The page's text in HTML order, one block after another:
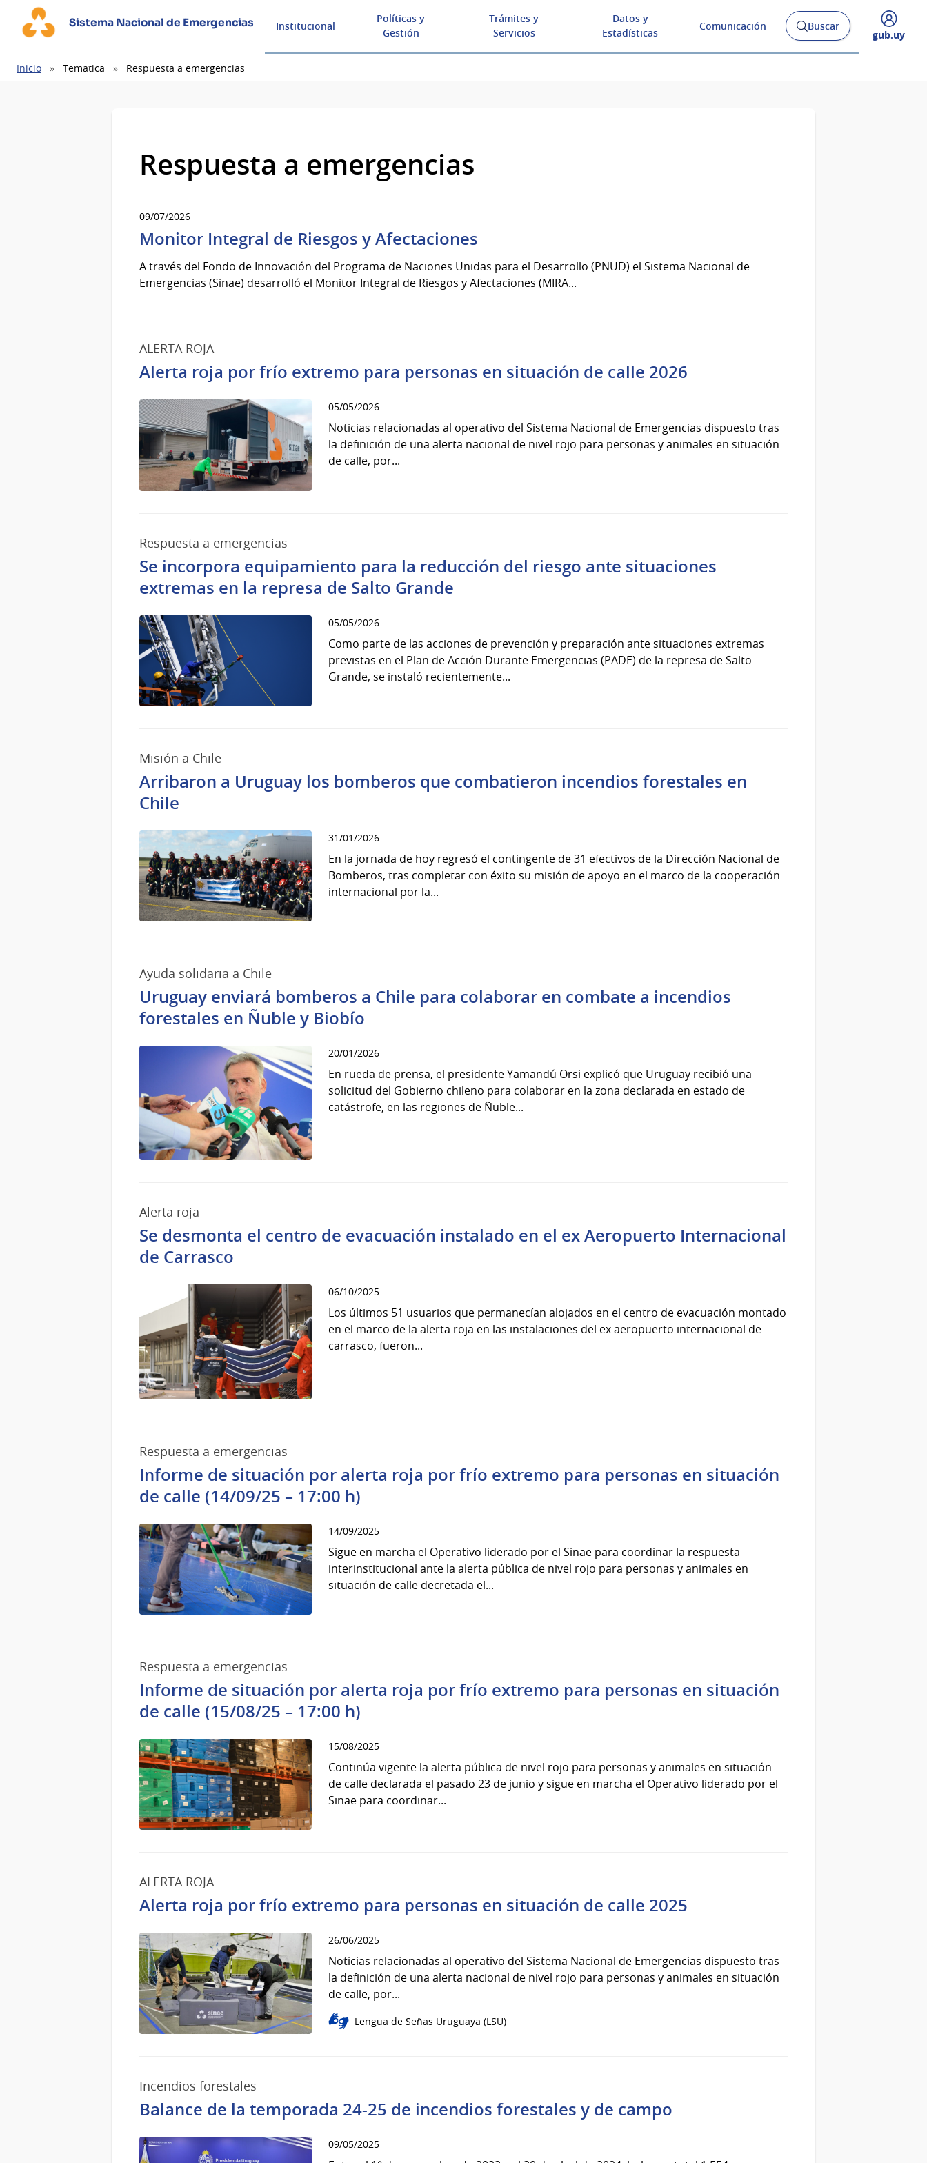
Sistema Nacional de Emergencias Institucional
Políticas y
Gestión
Trámites y
Servicios
Datos y
Estadísticas
Comunicación
AbrirBuscar
Desplegar
gub.uy
Ruta
Inicio Tematica Respuesta a emergencias
Respuesta a emergencias
09/07/2026
Monitor Integral de Riesgos y Afectaciones
A través del Fondo de Innovación del Programa de Naciones Unidas para el Desarrollo (PNUD) el Sistema Nacional de
Emergencias (Sinae) desarrolló el Monitor Integral de Riesgos y Afectaciones (MIRA...
ALERTA ROJA
Alerta roja por frío extremo para personas en situación de calle 2026
05/05/2026
Noticias relacionadas al operativo del Sistema Nacional de Emergencias dispuesto tras
la definición de una alerta nacional de nivel rojo para personas y animales en situación
de calle, por...
Respuesta a emergencias
Se incorpora equipamiento para la reducción del riesgo ante situaciones
extremas en la represa de Salto Grande
05/05/2026
Como parte de las acciones de prevención y preparación ante situaciones extremas
previstas en el Plan de Acción Durante Emergencias (PADE) de la represa de Salto
Grande, se instaló recientemente...
Misión a Chile
Arribaron a Uruguay los bomberos que combatieron incendios forestales en
Chile
31/01/2026
En la jornada de hoy regresó el contingente de 31 efectivos de la Dirección Nacional de
Bomberos, tras completar con éxito su misión de apoyo en el marco de la cooperación
internacional por la...
Ayuda solidaria a Chile
Uruguay enviará bomberos a Chile para colaborar en combate a incendios
forestales en Ñuble y Biobío
20/01/2026
En rueda de prensa, el presidente Yamandú Orsi explicó que Uruguay recibió una
solicitud del Gobierno chileno para colaborar en la zona declarada en estado de
catástrofe, en las regiones de Ñuble...
Alerta roja
Se desmonta el centro de evacuación instalado en el ex Aeropuerto Internacional
de Carrasco
06/10/2025
Los últimos 51 usuarios que permanecían alojados en el centro de evacuación montado
en el marco de la alerta roja en las instalaciones del ex aeropuerto internacional de
carrasco, fueron...
Respuesta a emergencias
Informe de situación por alerta roja por frío extremo para personas en situación
de calle (14/09/25 – 17:00 h)
14/09/2025
Sigue en marcha el Operativo liderado por el Sinae para coordinar la respuesta
interinstitucional ante la alerta pública de nivel rojo para personas y animales en
situación de calle decretada el...
Respuesta a emergencias
Informe de situación por alerta roja por frío extremo para personas en situación
de calle (15/08/25 – 17:00 h)
15/08/2025
Continúa vigente la alerta pública de nivel rojo para personas y animales en situación
de calle declarada el pasado 23 de junio y sigue en marcha el Operativo liderado por el
Sinae para coordinar...
ALERTA ROJA
Alerta roja por frío extremo para personas en situación de calle 2025
26/06/2025
Noticias relacionadas al operativo del Sistema Nacional de Emergencias dispuesto tras
la definición de una alerta nacional de nivel rojo para personas y animales en situación
de calle, por...
Lengua de Señas Uruguaya (LSU)
Incendios forestales
Balance de la temporada 24-25 de incendios forestales y de campo
09/05/2025